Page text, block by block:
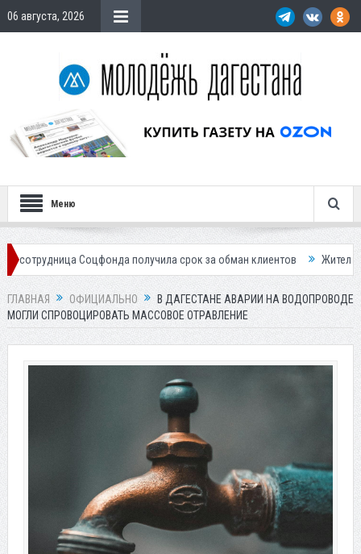
06 августа, 2026
Меню
Соцфонда получила срок за обман клиентов Жителей Дагестана
ГЛАВНАЯ ОФИЦИАЛЬНО
В ДАГЕСТАНЕ АВАРИИ НА ВОДОПРОВОДЕ
МОГЛИ СПРОВОЦИРОВАТЬ МАССОВОЕ ОТРАВЛЕНИЕ